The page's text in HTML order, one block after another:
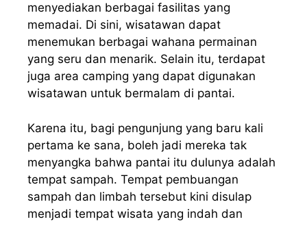
menyediakan berbagai fasilitas yang
memadai. Di sini, wisatawan dapat
menemukan berbagai wahana permainan
yang seru dan menarik. Selain itu, terdapat
juga area camping yang dapat digunakan
wisatawan untuk bermalam di pantai.
Karena itu, bagi pengunjung yang baru kali
pertama ke sana, boleh jadi mereka tak
menyangka bahwa pantai itu dulunya adalah
tempat sampah. Tempat pembuangan
sampah dan limbah tersebut kini disulap
menjadi tempat wisata yang indah dan